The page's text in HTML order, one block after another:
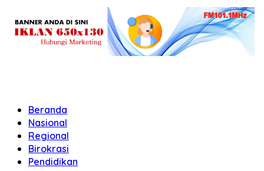
Beranda
Nasional
Regional
Birokrasi
Pendidikan